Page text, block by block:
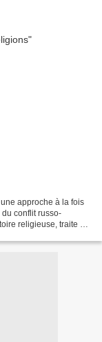
approche à la fois
conflit russo-
religieuse, traite en